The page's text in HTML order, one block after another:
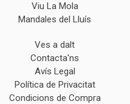
Viu La Mola
Mandales del Lluís
Ves a dalt
Contacta'ns
Avís Legal
Política de Privacitat
Condicions de Compra